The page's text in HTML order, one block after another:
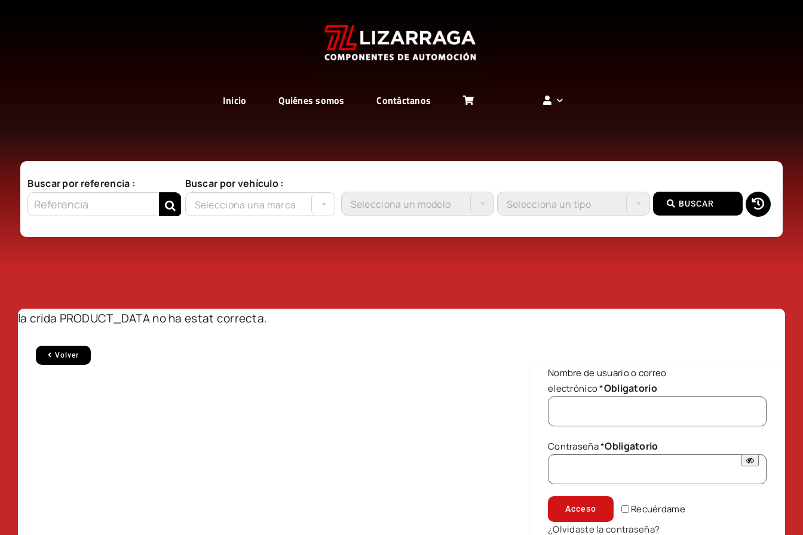
Inicio Quiénes somos Contáctanos
Buscar por referencia :
Buscar por vehículo :
Selecciona una marca
Selecciona un modelo Selecciona un tipo BUSCAR
la crida PRODUCT_DATA no ha estat correcta.
Volver
Nombre de usuario o correo
electrónico*Obligatorio
Contraseña*Obligatorio
Recuérdame
Acceso
¿Olvidaste la contraseña?